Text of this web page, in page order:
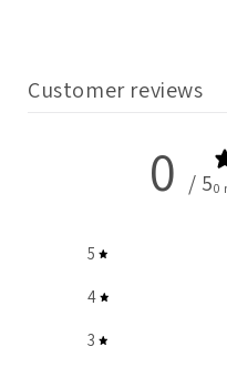
Customer reviews
0 / 50
5
4
3